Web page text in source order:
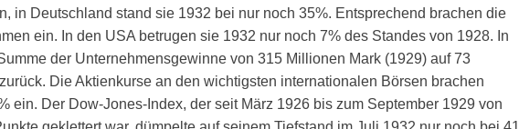
in Deutschland stand sie 1932 bei nur noch 35%. Entsprechend brachen die
ein. In den USA betrugen sie 1932 nur noch 7% des Standes von 1928. In
der Unternehmensgewinne von 315 Millionen Mark (1929) auf 73
Die Aktienkurse an den wichtigsten internationalen Börsen brachen
ein. Der Dow-Jones-Index, der seit März 1926 bis zum September 1929 von